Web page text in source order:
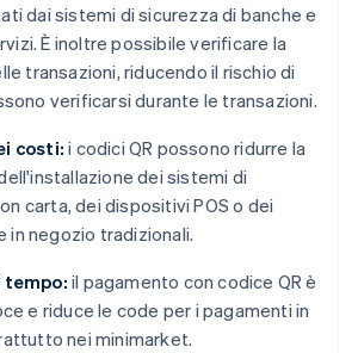
dai sistemi di sicurezza di banche e
È inoltre possibile verificare la
transazioni, riducendo il rischio di
verificarsi durante le transazioni.
costi:i codici QR possono ridurre la
dei sistemi di
carta, dei dispositivi POS o dei
in negozio tradizionali.
tempo:il pagamento con codice QR è
e riduce le code per i pagamenti in
nei minimarket.